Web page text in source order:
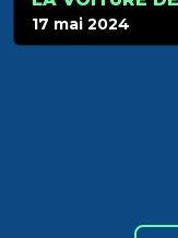
17 mai 2024